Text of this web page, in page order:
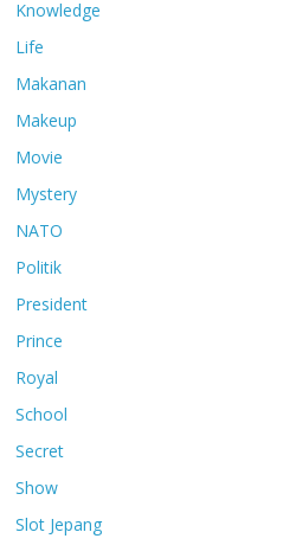
Knowledge
Life
Makanan
Makeup
Movie
Mystery
NATO
Politik
President
Prince
Royal
School
Secret
Show
Slot Jepang